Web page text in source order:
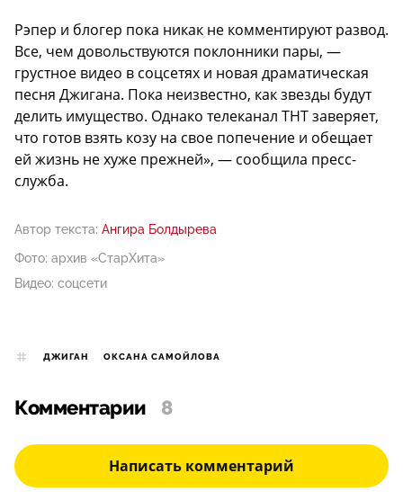
Рэпер и блогер пока никак не комментируют развод.
Все, чем довольствуются поклонники пары, —
грустное видео в соцсетях и новая драматическая
песня Джигана. Пока неизвестно, как звезды будут
делить имущество. Однако телеканал ТНТ заверяет,
что готов взять козу на свое попечение и обещает
ей жизнь не хуже прежней», — сообщила пресс-
служба.
Автор текста: Ангира Болдырева
Фото: архив «СтарХита»
Видео: соцсети
ДЖИГАН ОКСАНА САМОЙЛОВА
Комментарии 8
Написать комментарий